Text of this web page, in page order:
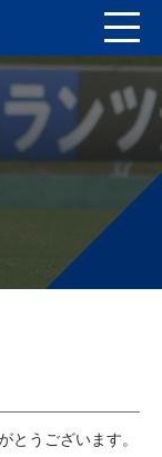
とうございます。